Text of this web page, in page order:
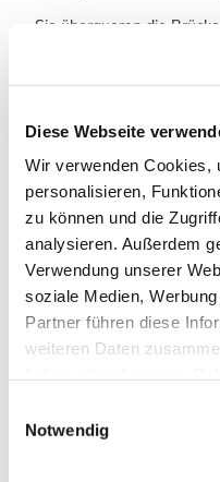
Diese Webseite
Wir verwenden Cookies,
personalisieren,
zu können und die
analysieren. Außerdem
Verwendung unserer
soziale Medien,
Partner führen diese
weiteren Daten
Cookies, wenn Sie
Notwendig
Sie überqueren die
bis zu einer gut
Hier fahren Sie nach links
Vor dem Bahnhof geht
zur K 1348. - 2,3 km
Sie überqueren die B 6n
fahren durch Helsungen
- 3,5 km
Hier kann man zu Fuß
dem Helsunger Krug
Wappen.
Anreise & Parken